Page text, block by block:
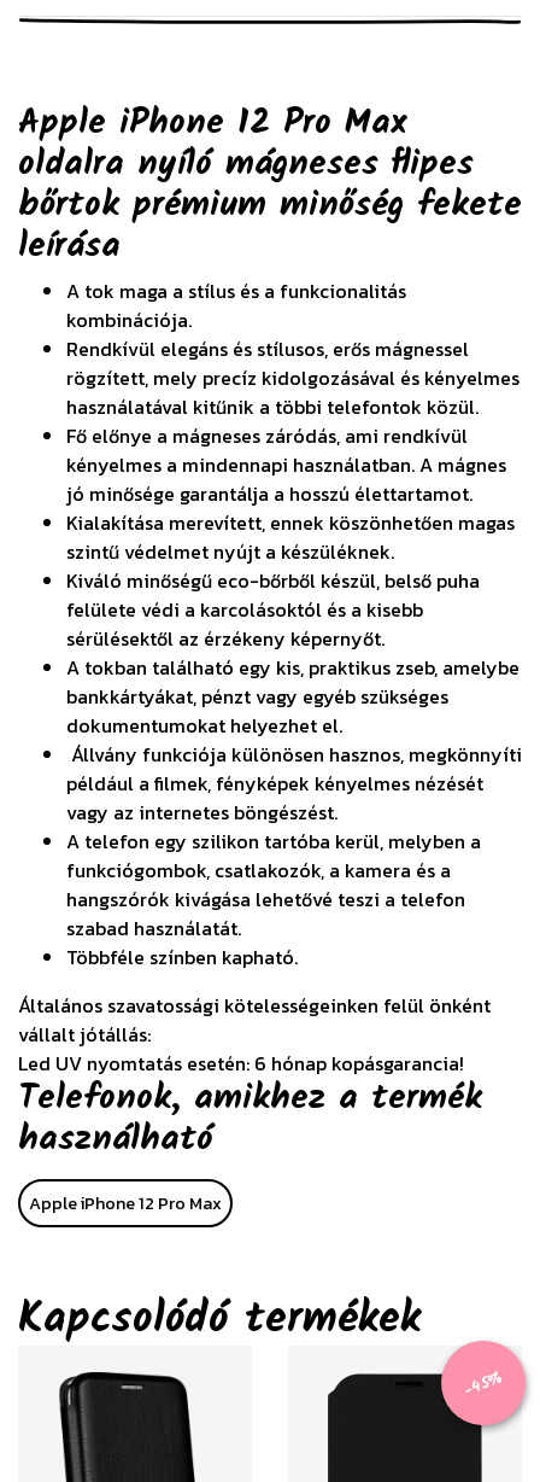
Apple iPhone 12 Pro Max
oldalra nyíló mágneses flipes
bőrtok prémium minőség fekete
leírása
A tok maga a stílus és a funkcionalitás
kombinációja.
Rendkívül elegáns és stílusos, erős mágnessel
rögzített, mely precíz kidolgozásával és kényelmes
használatával kitűnik a többi telefontok közül.
Fő előnye a mágneses záródás, ami rendkívül
kényelmes a mindennapi használatban. A mágnes
jó minősége garantálja a hosszú élettartamot.
Kialakítása merevített, ennek köszönhetően magas
szintű védelmet nyújt a készüléknek.
Kiváló minőségű eco-bőrből készül, belső puha
felülete védi a karcolásoktól és a kisebb
sérülésektől az érzékeny képernyőt.
A tokban található egy kis, praktikus zseb, amelybe
bankkártyákat, pénzt vagy egyéb szükséges
dokumentumokat helyezhet el.
Állvány funkciója különösen hasznos, megkönnyíti
például a filmek, fényképek kényelmes nézését
vagy az internetes böngészést.
A telefon egy szilikon tartóba kerül, melyben a
funkciógombok, csatlakozók, a kamera és a
hangszórók kivágása lehetővé teszi a telefon
szabad használatát.
Többféle színben kapható.
Általános szavatossági kötelességeinken felül önként
vállalt jótállás:
Led UV nyomtatás esetén: 6 hónap kopásgarancia!
Telefonok, amikhez a termék
használható
Apple iPhone 12 Pro Max
Kapcsolódó termékek
-45%